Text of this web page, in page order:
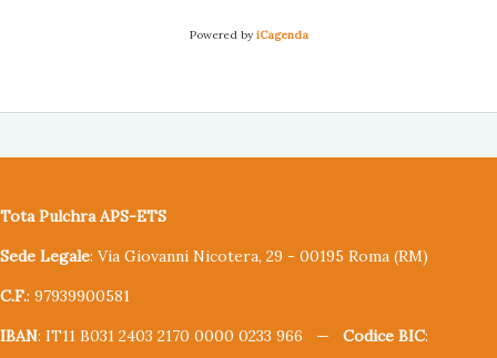
Powered by iCagenda
Tota Pulchra APS-ETS
Sede Legale: Via Giovanni Nicotera, 29 - 00195 Roma (RM)
C.F.: 97939900581
IBAN: IT11 B031 2403 2170 0000 0233 966 — Codice BIC: